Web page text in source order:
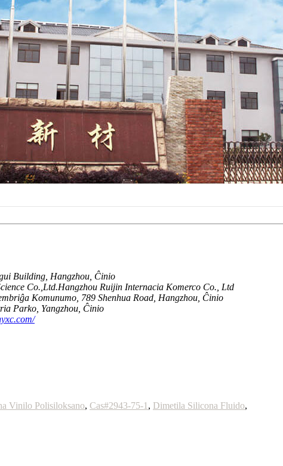
Building, Hangzhou, Ĉinio
Co.,Ltd.Hangzhou Ruijin Internacia Komerco Co., Ltd
Komunumo, 789 Shenhua Road, Hangzhou, Ĉinio
Parko, Yangzhou, Ĉinio
Vinilo Polisiloksano, Cas#2943-75-1, Dimetila Silicona Fluido,